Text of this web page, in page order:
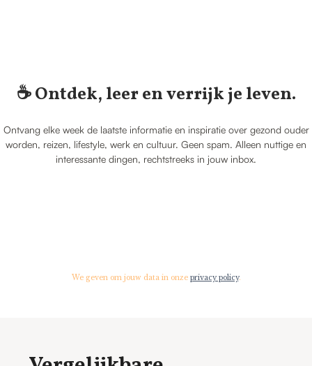
☕️ Ontdek, leer en verrijk je leven.
Ontvang elke week de laatste informatie en inspiratie over gezond ouder
worden, reizen, lifestyle, werk en cultuur. Geen spam. Alleen nuttige en
interessante dingen, rechtstreeks in jouw inbox.
We geven om jouw data in onze privacy policy.